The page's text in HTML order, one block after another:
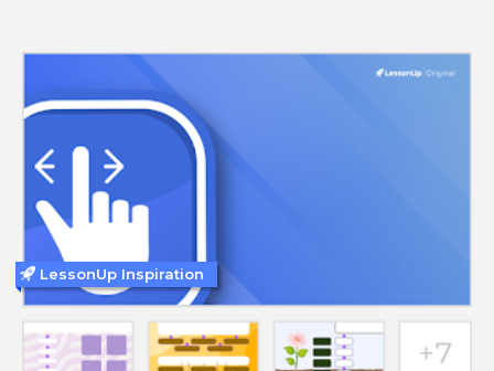
LessonUp Inspiration